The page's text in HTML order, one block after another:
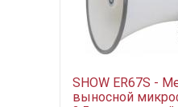
SHOW ER67S -
выносной